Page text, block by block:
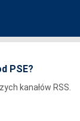
PSE?
kanałów RSS.